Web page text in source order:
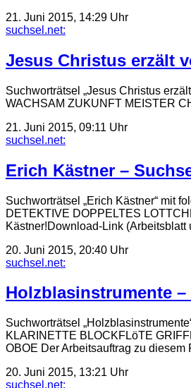
21. Juni 2015, 14:29 Uhr
suchsel.net:
Jesus Christus erzält
Suchworträtsel „Jesus Christus
WACHSAM ZUKUNFT MEISTER
21. Juni 2015, 09:11 Uhr
suchsel.net:
Erich Kästner –
Suchworträtsel „Erich Kästner“ mit
DETEKTIVE DOPPELTES
Kästner!Download-Link
20. Juni 2015, 20:40 Uhr
suchsel.net:
Holzblasinstrumente
Suchworträtsel
KLARINETTE BLOCKFLöTE
OBOE Der Arbeitsauftrag zu
20. Juni 2015, 13:21 Uhr
suchsel.net: